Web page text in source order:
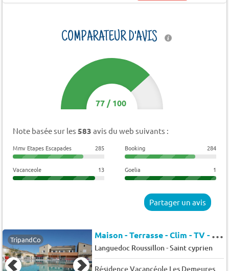
COMPARATEUR D'AVIS
77/100
Note basée sur les 583 avis du web suivants :
Mmv Etapes Escapades 285 Booking 284
Vacanceole 13 Goelia 1
Partager un avis
TripandCo M
aison - Terrasse - Clim - TV - 4 pers. - 34m2 - Animaux admis
Languedoc Roussillon-Saint cyprien